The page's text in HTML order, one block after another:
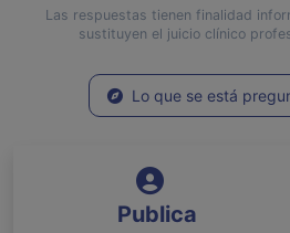
Las respuestas tienen finalidad
sustituyen el juicio clínico
Lo que se está
Publica